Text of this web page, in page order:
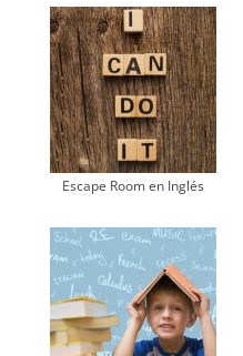
Escape Room en Inglés